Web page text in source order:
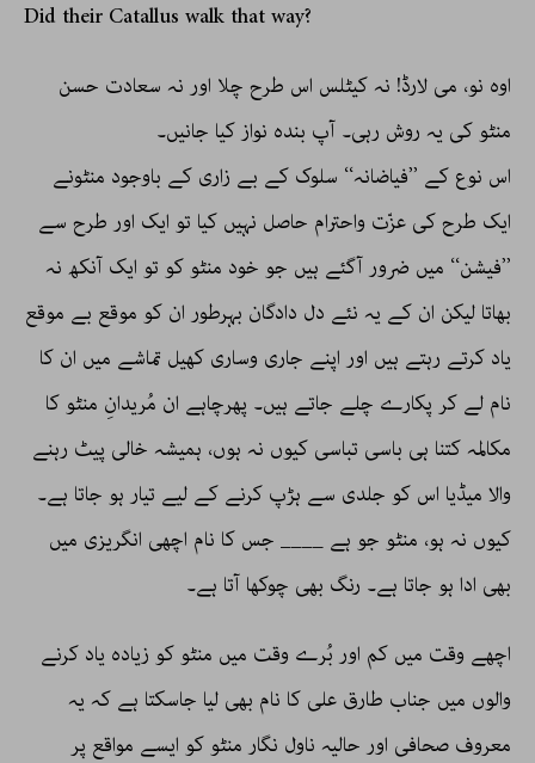
Did their Catallus walk that way?
اوہ نو، می لارڈ! نہ کیٹلس اس طرح چلا اور نہ سعادت حسن
منٹو کی یہ روش رہی۔ آپ بندہ نواز کیا جانیں۔
اس نوع کے ’’فیاضانہ‘‘ سلوک کے بے زاری کے باوجود منٹونے
ایک طرح کی عزّت واحترام حاصل نہیں کیا تو ایک اور طرح سے
’’فیشن‘‘ میں ضرور آگئے ہیں جو خود منٹو کو تو ایک آنکھ نہ
بھاتا لیکن ان کے یہ نئے دل دادگان بہرطور ان کو موقع بے موقع
یاد کرتے رہتے ہیں اور اپنے جاری وساری کھیل تماشے میں ان کا
نام لے کر پکارے چلے جاتے ہیں۔ پھرچاہے ان مُریدانِ منٹو کا
مکالمہ کتنا ہی باسی تباسی کیوں نہ ہوں، ہمیشہ خالی پیٹ رہنے
والا میڈیا اس کو جلدی سے ہڑپ کرنے کے لیے تیار ہو جاتا ہے۔
کیوں نہ ہو، منٹو جو ہے ____ جس کا نام اچھی انگریزی میں
بھی ادا ہو جاتا ہے۔ رنگ بھی چوکھا آتا ہے۔
اچھے وقت میں کم اور بُرے وقت میں منٹو کو زیادہ یاد کرنے
والوں میں جناب طارق علی کا نام بھی لیا جاسکتا ہے کہ یہ
معروف صحافی اور حالیہ ناول نگار منٹو کو ایسے مواقع پر